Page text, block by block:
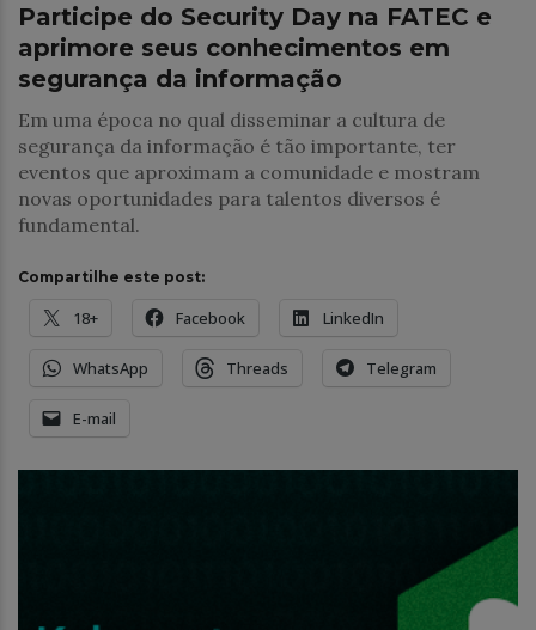
Participe do Security Day na FATEC e
aprimore seus conhecimentos em
segurança da informação
Em uma época no qual disseminar a cultura de
segurança da informação é tão importante, ter
eventos que aproximam a comunidade e mostram
novas oportunidades para talentos diversos é
fundamental.
Compartilhe este post:
18+ Facebook LinkedIn
WhatsApp Threads Telegram
E-mail